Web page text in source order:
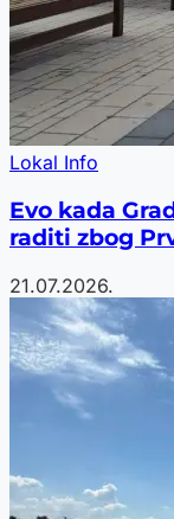
Lokal Info
Evo kada
raditi zbog
21.07.2026.